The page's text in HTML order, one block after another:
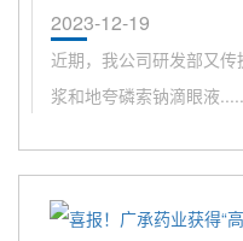
2023-12-19
近期，我公司研发部又
浆和地夸磷索钠滴眼液